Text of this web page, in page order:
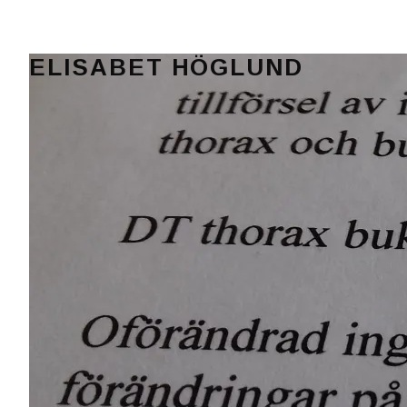
ELISABET HÖGLUND
Journalist, författare och konstnär